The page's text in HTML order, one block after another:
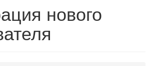
нового